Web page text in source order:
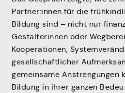
Partner:innen für die
Bildung sind – nicht nur
Gestalterinnen oder
Kooperationen,
gesellschaftlicher
gemeinsame Anstrengungen
Bildung in ihrer ganzen